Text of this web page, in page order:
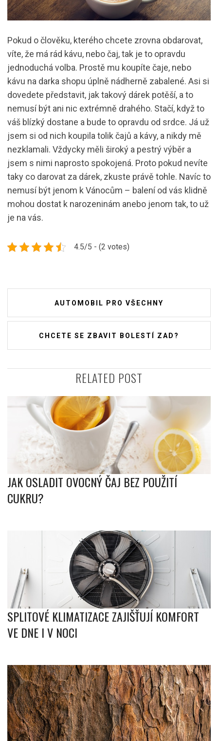
Pokud o člověku, kterého chcete zrovna obdarovat,
víte, že má rád kávu, nebo čaj, tak je to opravdu
jednoduchá volba. Prostě mu koupíte čaje, nebo
kávu na darka shopu úplně nádherně zabalené. Asi si
dovedete představit, jak takový dárek potěší, a to
nemusí být ani nic extrémně drahého. Stačí, když to
váš blízký dostane a bude to opravdu od srdce. Já už
jsem si od nich koupila tolik čajů a kávy, a nikdy mě
nezklamali. Vždycky měli široký a pestrý výběr a
jsem s nimi naprosto spokojená. Proto pokud nevíte
taky co darovat za dárek, zkuste právě tohle. Navíc to
nemusí být jenom k Vánocům – balení od vás klidně
mohou dostat k narozeninám anebo jenom tak, to už
je na vás.
4.5/5 - (2 votes)
Navigace
pro
příspěvek
AUTOMOBIL PRO VŠECHNY
CHCETE SE ZBAVIT BOLESTÍ ZAD?
RELATED POST
JAK OSLADIT OVOCNÝ ČAJ BEZ POUŽITÍ
CUKRU?
SPLITOVÉ KLIMATIZACE ZAJIŠŤUJÍ KOMFORT
VE DNE I V NOCI